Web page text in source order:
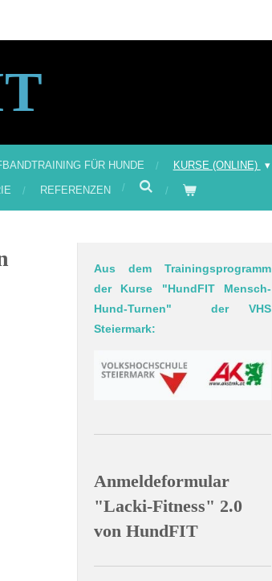
FÜR HUNDE KURSE (ONLINE)
REFERENZEN
Aus dem Trainingsprogramm
der Kurse "HundFIT Mensch-
Hund-Turnen" der VHS
Steiermark:
Anmeldeformular
"Lacki-Fitness" 2.0
von HundFIT